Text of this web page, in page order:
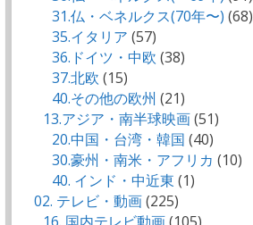
31.仏・ベネルクス(70年〜) (68)
35.イタリア (57)
36.ドイツ・中欧 (38)
37.北欧 (15)
40.その他の欧州 (21)
13.アジア・南半球映画(51)
20.中国・台湾・韓国 (40)
30.豪州・南米・アフリカ (10)
40. インド・中近東 (1)
02. テレビ・動画(225)